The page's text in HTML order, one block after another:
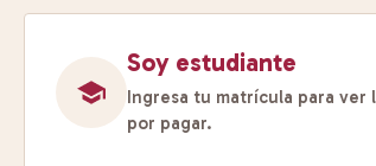
Soy estudiante
Ingresa tu matrícula para
por pagar.